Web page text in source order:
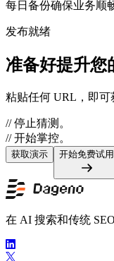
每日备份确保业务顺
发布就绪
准备好提升您
粘贴任何 URL，即可
// 停止猜测。
// 开始掌控。
获取演示 开始免费试用
在 AI 搜索和传统